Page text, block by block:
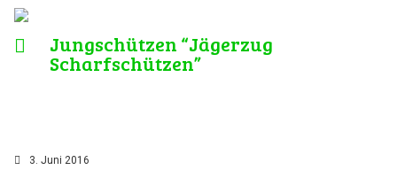
Jungschützen “Jägerzug
Scharfschützen”
3. Juni 2016